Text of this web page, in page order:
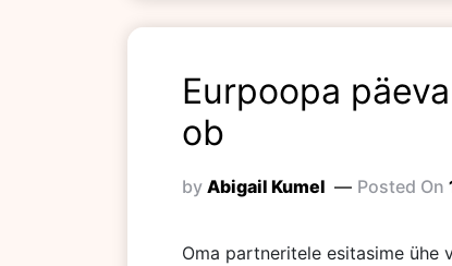
Eurpoopa
ob
by Abigail Kumel Posted On
Oma partneritele esitasime ühe